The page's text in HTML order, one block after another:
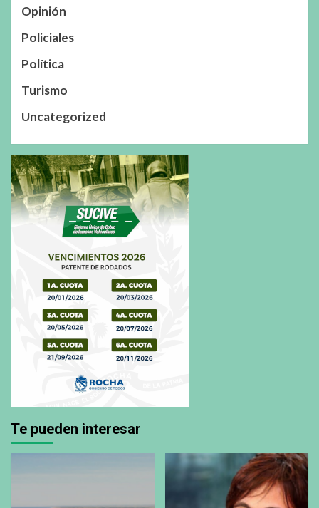
Opinión
Policiales
Política
Turismo
Uncategorized
Te pueden interesar